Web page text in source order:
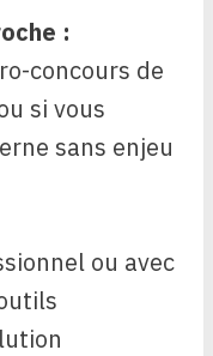
:
concours de
si vous
sans enjeu
ou avec